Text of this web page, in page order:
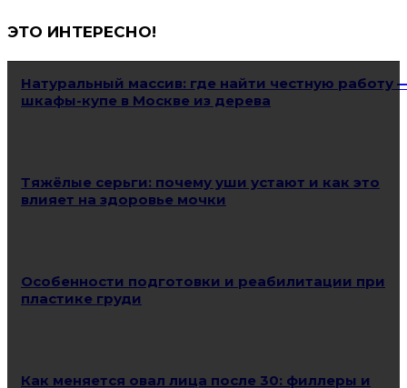
ЭТО ИНТЕРЕСНО!
Натуральный массив: где найти честную работу
шкафы-купе в Москве из дерева
Тяжёлые серьги: почему уши устают и как это
влияет на здоровье мочки
Особенности подготовки и реабилитации при
пластике груди
Как меняется овал лица после 30: филлеры и